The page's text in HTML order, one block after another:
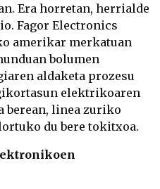
Era horretan, herrialde
Fagor Electronics
amerikar merkatuan
bolumen
aldaketa prozesu
elektrikoaren
berean, linea zuriko
du bere tokitxoa.